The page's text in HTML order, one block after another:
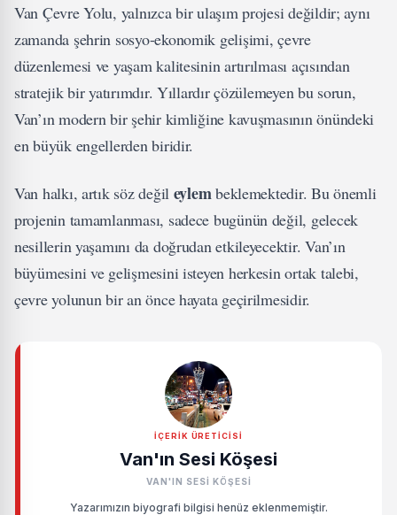
Van Çevre Yolu, yalnızca bir ulaşım projesi değildir; aynı
zamanda şehrin sosyo-ekonomik gelişimi, çevre
düzenlemesi ve yaşam kalitesinin artırılması açısından
stratejik bir yatırımdır. Yıllardır çözülemeyen bu sorun,
Van’ın modern bir şehir kimliğine kavuşmasının önündeki
en büyük engellerden biridir.
Van halkı, artık söz değil eylembeklemektedir. Bu önemli
projenin tamamlanması, sadece bugünün değil, gelecek
nesillerin yaşamını da doğrudan etkileyecektir. Van’ın
büyümesini ve gelişmesini isteyen herkesin ortak talebi,
çevre yolunun bir an önce hayata geçirilmesidir.
İÇERIK ÜRETICISI
Van'ın Sesi Köşesi
VAN'IN SESI KÖŞESI
Yazarımızın biyografi bilgisi henüz eklenmemiştir.